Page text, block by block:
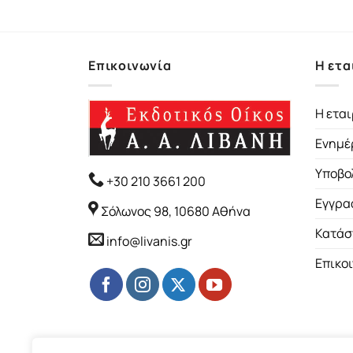
Επικοινωνία
+30 210 3661 200
Σόλωνος 98, 10680 Αθήνα
info@livanis.gr
Η
Η